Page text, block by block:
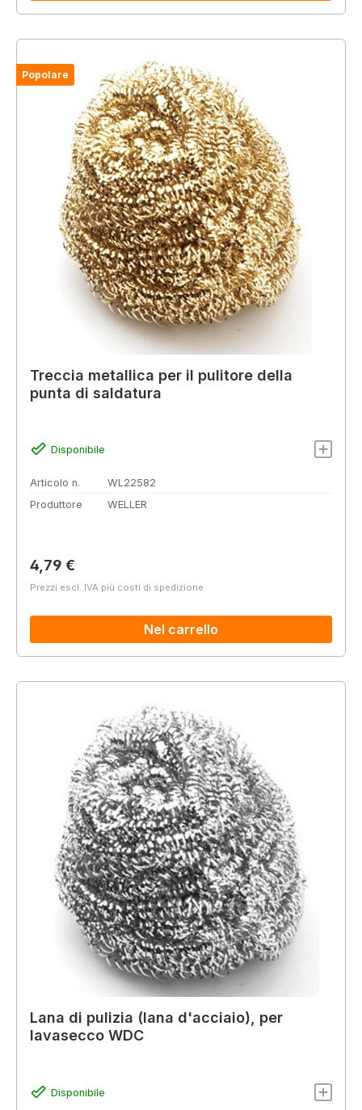
Popolare
Treccia metallica per il pulitore della
punta di saldatura
Disponibile
Articolo n.
WL22582
Produttore
WELLER
Prezzo normale:
4,79 €
Prezzi escl. IVA più costi di spedizione
Nel carrello
Lana di pulizia (lana d'acciaio), per
lavasecco WDC
Disponibile